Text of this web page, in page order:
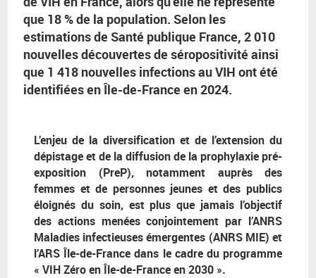
que 18 % de la population. Selon les
estimations de Santé publique France, 2 010
nouvelles découvertes de séropositivité ainsi
que 1 418 nouvelles infections au VIH ont été
identifiées en Île-de-France en 2024.
L’enjeu de la diversification et de l’extension du
dépistage et de la diffusion de la prophylaxie pré-
exposition (PreP), notamment auprès des
femmes et de personnes jeunes et des publics
éloignés du soin, est plus que jamais l’objectif
des actions menées conjointement par l’ANRS
Maladies infectieuses émergentes (ANRS MIE) et
l’ARS Île-de-France dans le cadre du programme
« VIH Zéro en Île-de-France en 2030 ».